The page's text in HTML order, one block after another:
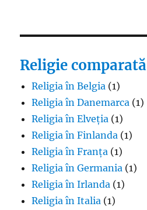
Religie comparată
Religia în Belgia (1)
Religia în Danemarca (1)
Religia în Elveția (1)
Religia în Finlanda (1)
Religia în Franța (1)
Religia în Germania (1)
Religia în Irlanda (1)
Religia în Italia (1)